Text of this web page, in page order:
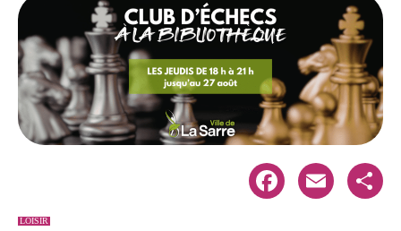
LOISIR
Facebook Email Share